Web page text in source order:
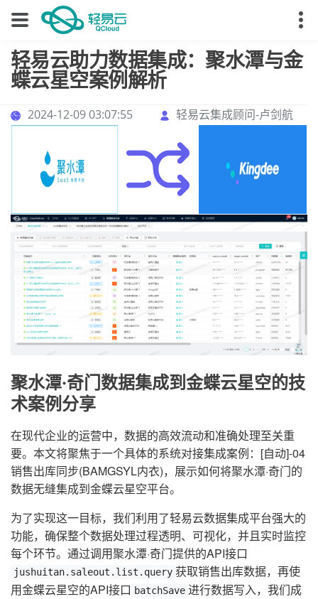
轻易云助力数据集成：聚水潭与金
蝶云星空案例解析
2024-12-09 03:07:55 轻易云集成顾问-卢剑航
聚水潭·奇门数据集成到金蝶云星空的技
术案例分享
在现代企业的运营中，数据的高效流动和准确处理至关重
要。本文将聚焦于一个具体的系统对接集成案例：[自动]-04
销售出库同步(BAMGSYL内衣)，展示如何将聚水潭·奇门的
数据无缝集成到金蝶云星空平台。
为了实现这一目标，我们利用了轻易云数据集成平台强大的
功能，确保整个数据处理过程透明、可视化，并且实时监控
每个环节。通过调用聚水潭·奇门提供的API接口
jushuitan.saleout.list.query 获取销售出库数据，再使
用金蝶云星空的API接口 batchSave 进行数据写入，我们成